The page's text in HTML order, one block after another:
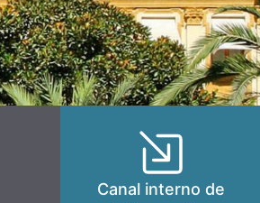
Canal interno de